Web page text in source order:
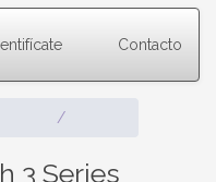
Contacto
3 Series